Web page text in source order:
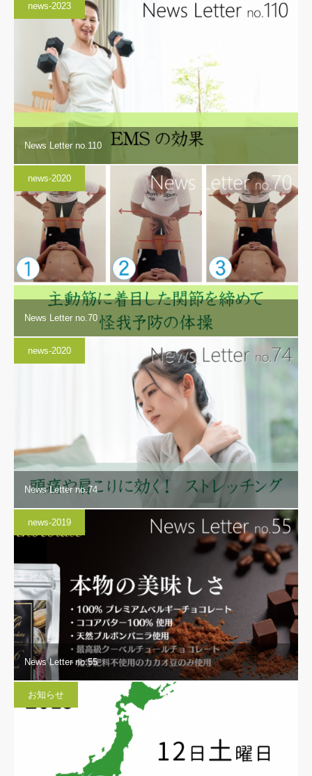
news-2023
News Letter no.110
news-2020
News Letter no.70
news-2020
News Letter no.74
news-2019
News Letter no.55
お知らせ